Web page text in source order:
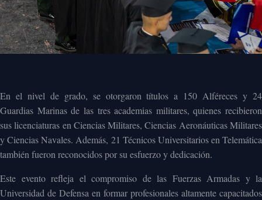
En el nivel de grado, se otorgaron títulos a 150 Alféreces y 24
Guardias Marinas de las tres academias militares, quienes recibieron
sus licenciaturas en Ciencias Militares, Ciencias Aeronáuticas Militares
y Ciencias Navales. Además, 21 Técnicos Universitarios en Telemática
también fueron reconocidos por su esfuerzo y dedicación.
Este evento refleja el compromiso de las Fuerzas Armadas y la
Universidad de Defensa en formar profesionales altamente capacitados